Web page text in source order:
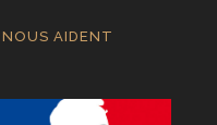
NOUS AIDENT